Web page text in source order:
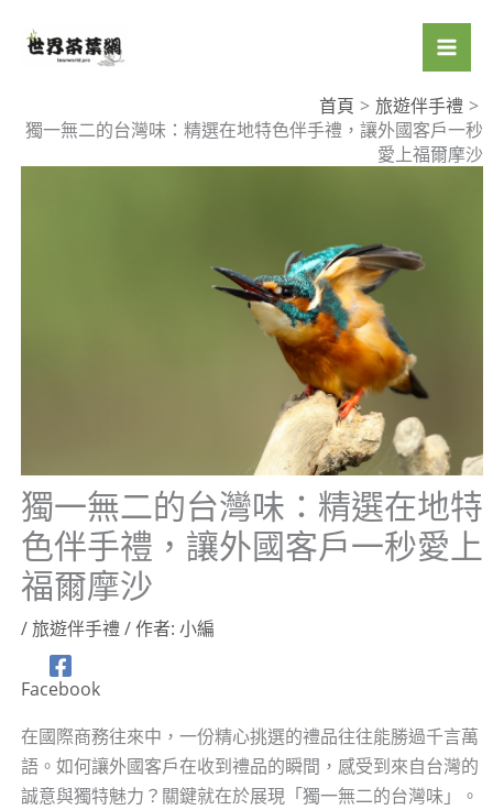
首頁
旅遊伴手禮
獨一無二的台灣味：精選在地特色伴手禮，讓外國客戶一秒
愛上福爾摩沙
獨一無二的台灣味：精選在地特
色伴手禮，讓外國客戶一秒愛上
福爾摩沙
/旅遊伴手禮/ 作者: 小編
Facebook
在國際商務往來中，一份精心挑選的禮品往往能勝過千言萬
語。如何讓外國客戶在收到禮品的瞬間，感受到來自台灣的
誠意與獨特魅力？關鍵就在於展現「獨一無二的台灣味」。